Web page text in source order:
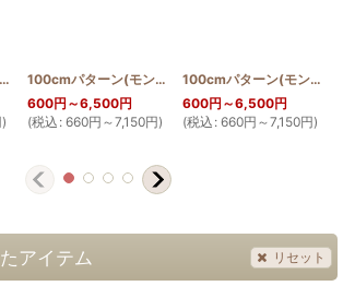
100cmパターン(モンステラ輪) [PATTERN_T110_MON2]
)
100cmパターン(モンステラ＆タロ) [
600円 ～6,500円
(税込 : 660円 ～7,150円)
100cmパターン(モンステラとハイビスカスとプルメリア)
600円 ～6,500円
(税込 : 660円 ～7,150円)
アイテム リセット